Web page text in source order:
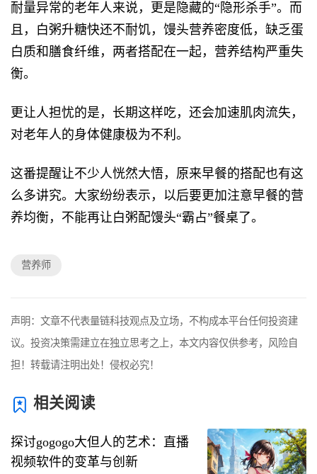
耐量异常的老年人来说，更是隐藏的“隐形杀手”。而
且，白粥升糖快还不耐饥，馒头营养密度低，缺乏蛋
白质和膳食纤维，两者搭配在一起，营养结构严重失
衡。
更让人担忧的是，长期这样吃，还会加速肌肉流失，
对老年人的身体健康极为不利。
这番提醒让不少人恍然大悟，原来早餐的搭配也有这
么多讲究。大家纷纷表示，以后要更加注意早餐的营
养均衡，不能再让白粥配馒头“霸占”餐桌了。
营养师
声明：文章不代表量链科技观点及立场，不构成本平台任何投资建
议。投资决策需建立在独立思考之上，本文内容仅供参考，风险自
担！转载请注明出处！侵权必究！
相关阅读
探讨gogogo大但人的艺术：直播
视频软件的变革与创新